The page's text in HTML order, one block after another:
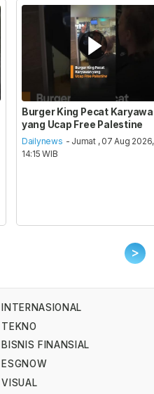
Burger King Pecat
yang Ucap Free Palestine
Dailynews - Jumat , 07 Aug 2026,
14:15 WIB
>
INTERNASIONAL
TEKNO
BISNIS FINANSIAL
ESGNOW
VISUAL